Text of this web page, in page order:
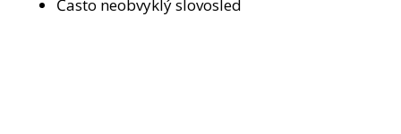
Často neobvyklý slovosled